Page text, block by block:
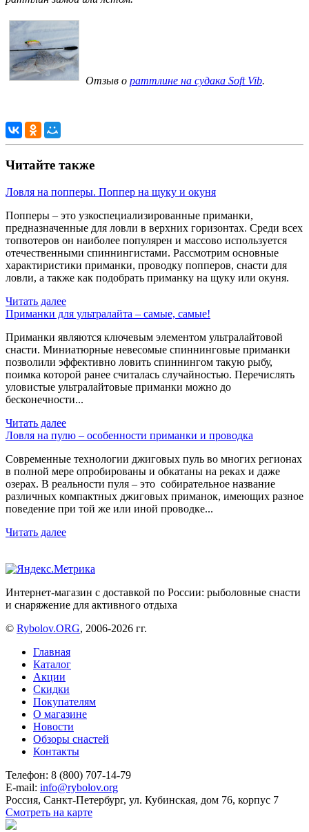
Отзыв о раттлине на судака Soft Vib.
Читайте также
Ловля на попперы. Поппер на щуку и окуня
Попперы – это узкоспециализированные приманки,
предназначенные для ловли в верхних горизонтах. Среди всех
топвотеров он наиболее популярен и массово используется
отечественными спиннингистами. Рассмотрим основные
характиристики приманки, проводку попперов, снасти для
ловли, а также как подобрать приманку на щуку или окуня.
Читать далее
Приманки для ультралайта – самые, самые!
Приманки являются ключевым элементом ультралайтовой
снасти. Миниатюрные невесомые спиннинговые приманки
позволили эффективно ловить спиннингом такую рыбу,
поимка которой ранее считалась случайностью. Перечислять
уловистые ультралайтовые приманки можно до
бесконечности...
Читать далее
Ловля на пулю – особенности приманки и проводка
Современные технологии джиговых пуль во многих регионах
в полной мере опробированы и обкатаны на реках и даже
озерах. В реальности пуля – это собирательное название
различных компактных джиговых приманок, имеющих разное
поведение при той же или иной проводке...
Читать далее
Интернет-магазин с доставкой по России: рыболовные снасти
и снаряжение для активного отдыха
© Rybolov.ORG, 2006-2026 гг.
Главная
Каталог
Акции
Скидки
Покупателям
О магазине
Новости
Обзоры снастей
Контакты
Телефон: 8 (800) 707-14-79
E-mail: info@rybolov.org
Россия, Санкт-Петербург, ул. Кубинская, дом 76, корпус 7
Смотреть на карте